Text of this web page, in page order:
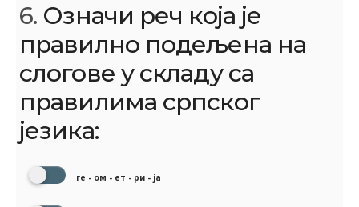
6. Означи реч која је
правилно подељена на
слогове у складу са
правилима српског
језика:
ге - ом - ет - ри - ја